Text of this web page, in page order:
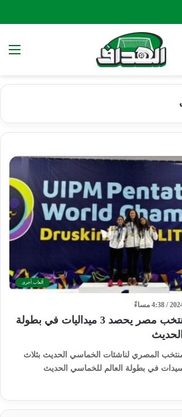
ألعاب أخرى
تحت 19 عامًا.. منتخب مصر يحصد 3 ميداليات في بطولة
المنتخب المصري لناشئات الخماسي الحديث بثلاث
في بطولة العالم للخماسي الحديث